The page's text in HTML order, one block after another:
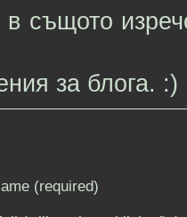
същото
за блога. :)
(required)